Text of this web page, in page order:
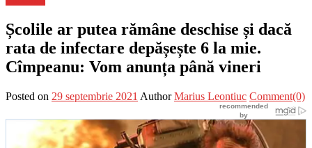
Școlile ar putea rămâne deschise și dacă
rata de infectare depășește 6 la mie.
Cîmpeanu: Vom anunța până vineri
Posted on 29 septembrie 2021 Author Marius Leontiuc Comment(0)